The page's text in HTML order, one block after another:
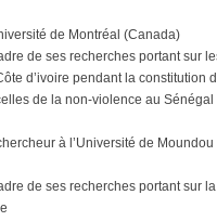
de Montréal (Canada)
de ses recherches portant sur
d’ivoire pendant la constitution
de la non-violence au Sénégal
à l’Université de Moundou
de ses recherches portant sur la